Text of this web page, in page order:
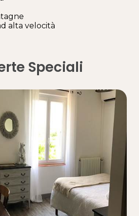
alta velocità
Speciali